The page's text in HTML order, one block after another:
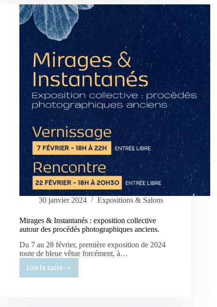
2024
à
la
Belle
Etoile,
une
maison
fertile
à
Saintes
30 janvier 2024 Expositions & Salons
Mirages & Instantanés : exposition collective
autour des procédés photographiques anciens.
Du 7 au 28 février, première exposition de 2024
toute de bleue vêtue forcément, à…
Lire la suite
Mirages